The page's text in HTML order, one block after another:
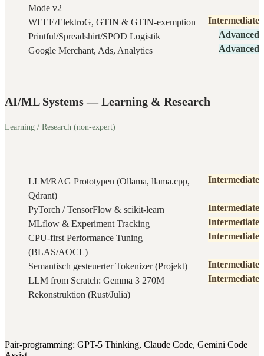
Mode v2
WEEE/ElektroG, GTIN & GTIN-exemption
Intermediate
Printful/Spreadshirt/SPOD Logistik
Advanced
Google Merchant, Ads, Analytics
Advanced
AI/ML Systems — Learning & Research
Learning / Research (non-expert)
LLM/RAG Prototypen (Ollama, llama.cpp,
Qdrant)
Intermediate
PyTorch / TensorFlow & scikit-learn
Intermediate
MLflow & Experiment Tracking
Intermediate
CPU-first Performance Tuning
(BLAS/AOCL)
Intermediate
Semantisch gesteuerter Tokenizer (Projekt)
Intermediate
LLM from Scratch: Gemma 3 270M
Rekonstruktion (Rust/Julia)
Intermediate
Pair-programming: GPT-5 Thinking, Claude Code, Gemini Code